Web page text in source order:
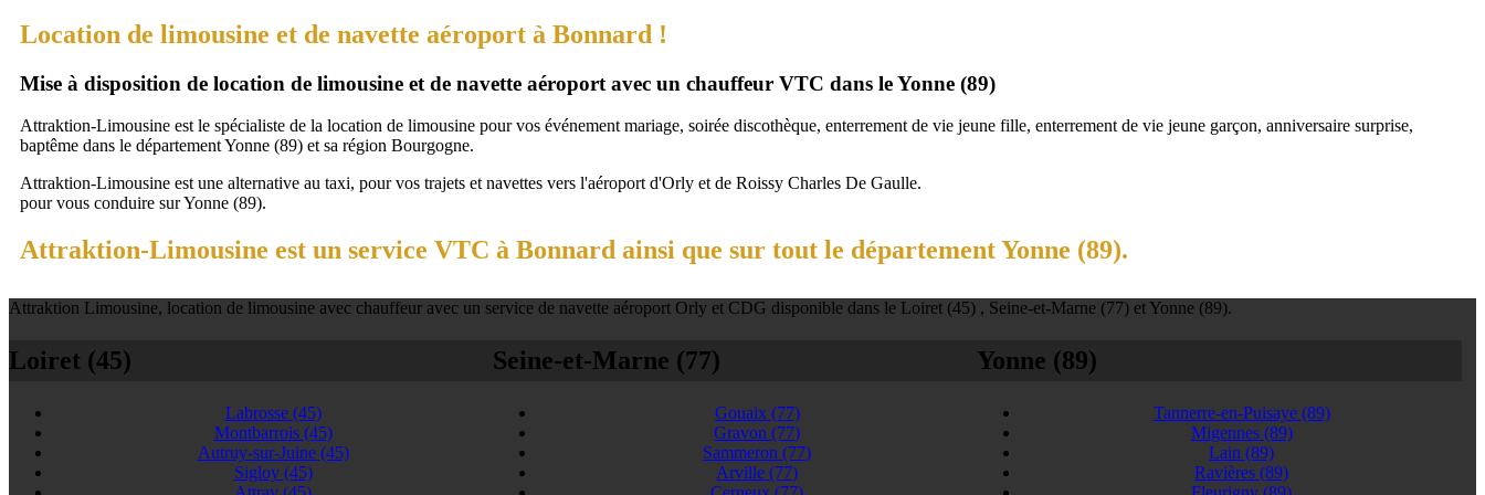
Location de limousine et de navette aéroport à Bonnard !
Mise à disposition de location de limousine et de navette aéroport avec un chauffeur VTC dans le Yonne (89)
Attraktion-Limousine est le spécialiste de la location de limousine pour vos événement mariage, soirée discothèque, enterrement de vie jeune fille, enterrement de vie jeune garçon, anniversaire surprise,
baptême dans le département Yonne (89) et sa région Bourgogne.
Attraktion-Limousine est une alternative au taxi, pour vos trajets et navettes vers l'aéroport d'Orly et de Roissy Charles De Gaulle.
pour vous conduire sur Yonne (89).
Attraktion-Limousine est un service VTC à Bonnard ainsi que sur tout le département Yonne (89).
Attraktion Limousine, location de limousine avec chauffeur avec un service de navette aéroport Orly et CDG disponible dans le Loiret (45) , Seine-et-Marne (77) et Yonne (89).
Loiret (45)
Labrosse (45)
Montbarrois (45)
Autruy-sur-Juine (45)
Sigloy (45)
Seine-et-Marne (77)
Gouaix (77)
Gravon(77)
Sammeron(77)
Arville(77)
Yonne (89)
Tannerre-en-Puisaye (89)
Migennes (89)
Lain(89)
Ravières(89)